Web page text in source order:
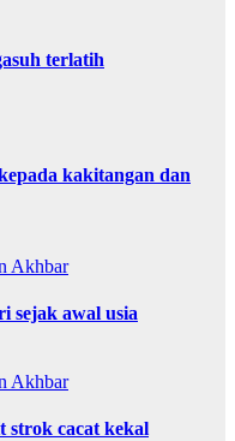
terlatih
kakitangan dan
Akhbar
sejak awal usia
Akhbar
strok cacat kekal